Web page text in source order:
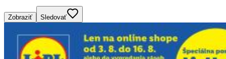
Zobraziť Sledovať